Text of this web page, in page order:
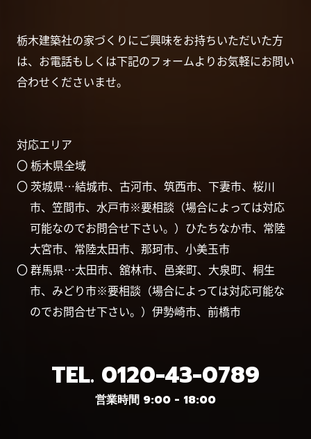
栃木建築社の家づくりにご興味をお持ちいただいた方
は、お電話もしくは下記のフォームよりお気軽にお問い
合わせくださいませ。
対応エリア
〇 栃木県全域
〇 茨城県…結城市、古河市、筑西市、下妻市、桜川
市、笠間市、水戸市※要相談（場合によっては対応
可能なのでお問合せ下さい。）ひたちなか市、常陸
大宮市、常陸太田市、那珂市、小美玉市
〇 群馬県…太田市、舘林市、邑楽町、大泉町、桐生
市、みどり市※要相談（場合によっては対応可能な
のでお問合せ下さい。）伊勢崎市、前橋市
TEL. 0120-43-0789
営業時間 9:00 - 18:00